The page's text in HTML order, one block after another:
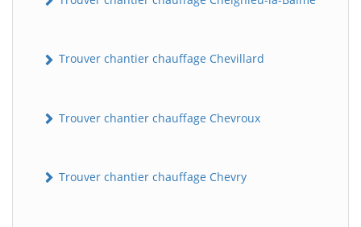
Trouver chantier chauffage Chevillard
Trouver chantier chauffage Chevroux
Trouver chantier chauffage Chevry